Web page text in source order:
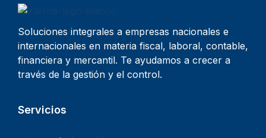
Soluciones integrales a empresas nacionales e
internacionales en materia fiscal, laboral, contable,
financiera y mercantil. Te ayudamos a crecer a
través de la gestión y el control.
Servicios